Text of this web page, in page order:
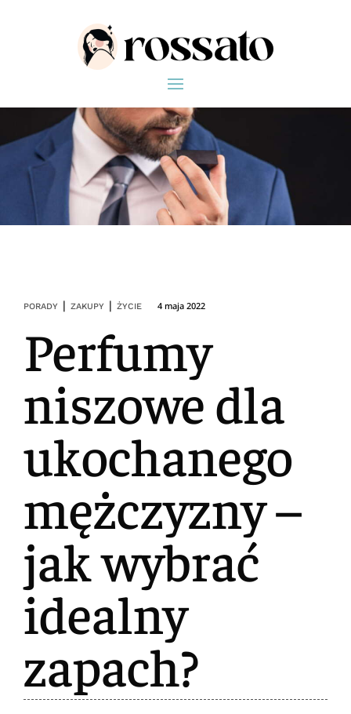
PORADY | ZAKUPY | ŻYCIE 4 maja 2022
Perfumy
niszowe dla
ukochanego
mężczyzny –
jak wybrać
idealny
zapach?